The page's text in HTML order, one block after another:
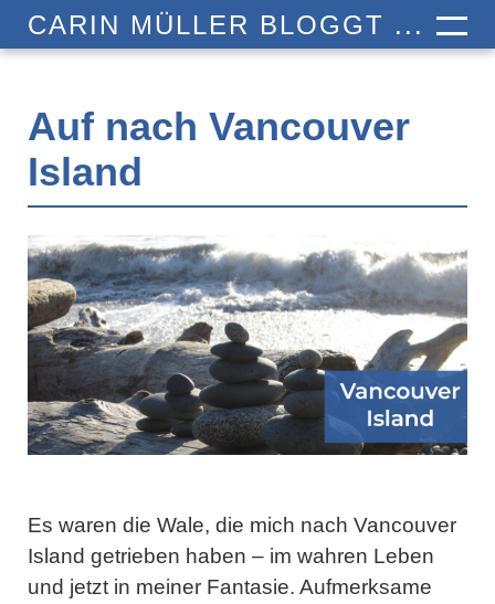
CARIN MÜLLER BLOGGT ...
Auf nach Vancouver
Island
Es waren die Wale, die mich nach Vancouver
Island getrieben haben – im wahren Leben
und jetzt in meiner Fantasie. Aufmerksame